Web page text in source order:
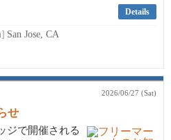
Details
San Jose, CA
2026/06/27 (Sat)
せ
ジで開催される